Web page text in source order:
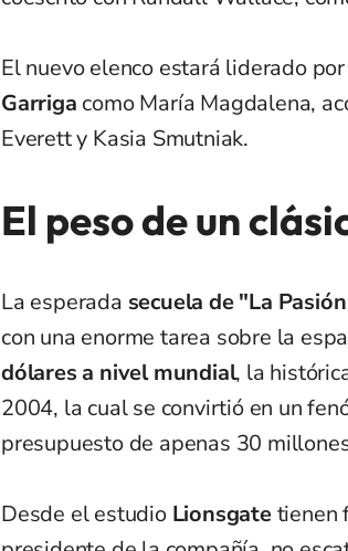
El nuevo elenco estará liderado
Garriga como María Magdalena,
Everett y Kasia Smutniak.
El peso de un
La esperada secuela de "La
con una enorme tarea sobre la
dólares a nivel mundial, la
2004, la cual se convirtió en un
presupuesto de apenas 30
Desde el estudio Lionsgatetienen